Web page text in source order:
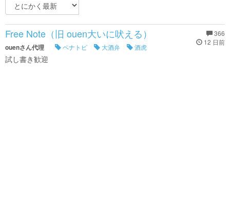
366
12 日前
Free Note（旧 ouen大いに吠える）
ouenさん代理 ペナトピ 大酒弁 酒虎
試し書き歓迎